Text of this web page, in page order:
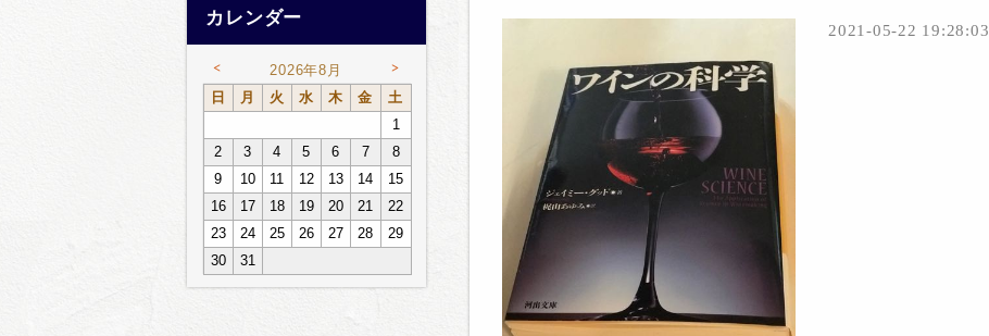
カレンダー
< 2026年8月 >
日 月 火 水 木 金
土
1
2
3 4 5 6 7
8
9
10 11 12 13 14
15
16
17 18 19 20 21
22
23
24 25 26 27 28
29
30
31
2021-05-22 19:28:03